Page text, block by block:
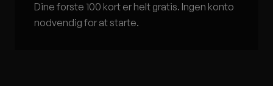
Dine forste 100 kort er helt gratis. Ingen konto
nodvendig for at starte.